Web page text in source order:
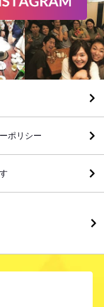
ポリシー